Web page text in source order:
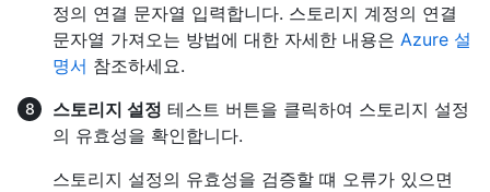
정의 연결 문자열 입력합니다. 스토리지 계정의 연결
문자열 가져오는 방법에 대한 자세한 내용은 Azure 설
명서 참조하세요.
스토리지 설정 테스트 버튼을 클릭하여 스토리지 설정
의 유효성을 확인합니다.
스토리지 설정의 유효성을 검증할 떄 오류가 있으면